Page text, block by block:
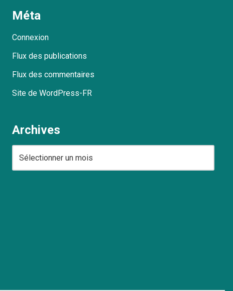
Méta
Connexion
Flux des publications
Flux des commentaires
Site de WordPress-FR
Archives